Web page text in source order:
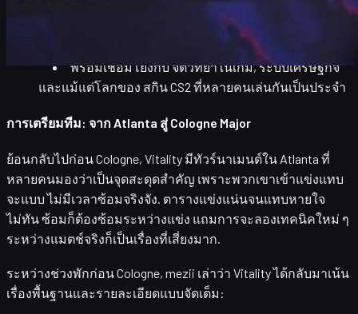
Falcons ของ karriganในบรรยากาศสุด
พร้อมเชื่อมโยงกับจิตวิทยาในเกม,ระบบเศรษฐกิจ
และแม้แต่โลกของ สกิน CS2 ที่หลายคนเล่นกันเป็นประจำ
การเตรียมทีม: จาก Atlanta สู่ Cologne Major
ย้อนกลับไปก่อน Cologne, Vitality มีทัวร์นาเมนต์ใน Atlanta ที่
หลายคนมองว่าเป็นจุดสะดุดสำคัญ เพราะพวกเขาเข้าแข่งแทบ
จะแบบไม่มีเวลาซ้อมจริงจัง. ตารางแข่งแน่นจนแทบหายใจ
ไม่ทัน ซ้อมก็ต้องซ้อมระหว่างแข่ง แถมการจะลองเทคนิคใหม่ ๆ
ระหว่างแมตช์จริงก็เป็นเรื่องที่เสี่ยงมาก.
ระหว่างช่วงพักก่อน Cologne, mezii เล่าว่า Vitality ได้กลับมาเน้น
เรื่องพื้นฐานและรายละเอียดแบบจัดเต็ม: